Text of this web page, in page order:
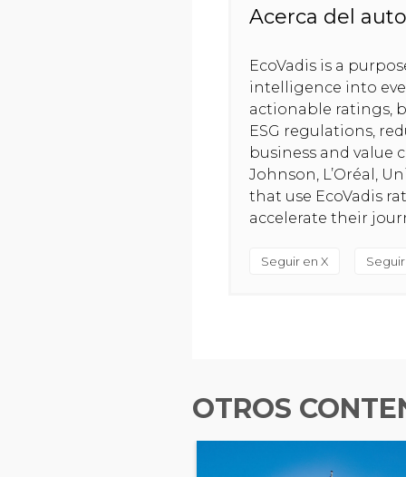
Acerca del
EcoVadis is a
intelligence into
actionable ratings,
ESG regulations,
business and value
Johnson, L’Oréal,
that use EcoVadis
accelerate their
Seguir en X
OTROS